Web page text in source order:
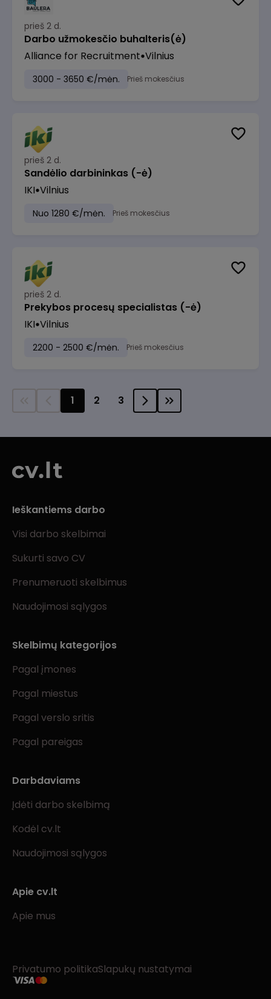
prieš 2 d.
Darbo užmokesčio buhalteris(ė)
Alliance for Recruitment Vilnius
3000 - 3650 €/mėn. Prieš mokesčius
prieš 2 d.
Sandėlio darbininkas (-ė)
IKI Vilnius
Nuo 1280 €/mėn. Prieš mokesčius
prieš 2 d.
Prekybos procesų specialistas (-ė)
IKI Vilnius
2200 - 2500 €/mėn. Prieš mokesčius
1 2 3
Ieškantiems darbo
Visi darbo skelbimai
Sukurti savo CV
Prenumeruoti skelbimus
Naudojimosi sąlygos
Skelbimų kategorijos
Pagal įmones
Pagal miestus
Pagal verslo sritis
Pagal pareigas
Darbdaviams
Įdėti darbo skelbimą
Kodėl cv.lt
Naudojimosi sąlygos
Apie cv.lt
Apie mus
Privatumo politikaSlapukų nustatymai